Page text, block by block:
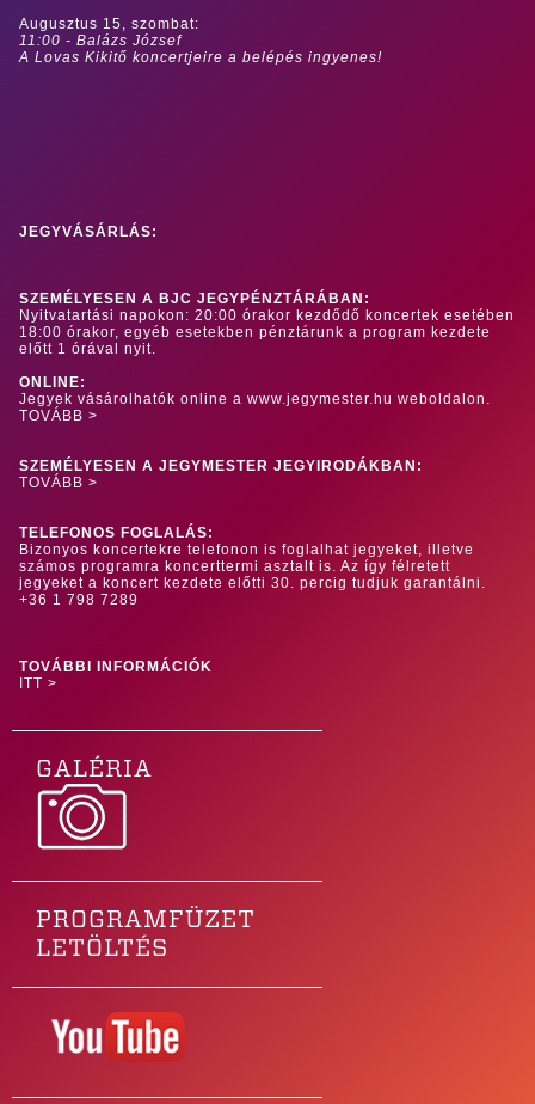
Augusztus 15, szombat:
11:00 - Balázs József
​A Lovas Kikitő koncertjeire a belépés ingyenes!
JEGYVÁSÁRLÁS:
SZEMÉLYESEN A BJC JEGYPÉNZTÁRÁBAN:
Nyitvatartási napokon: 20:00 órakor kezdődő koncertek esetében
18:00 órakor, egyéb esetekben pénztárunk a program kezdete
előtt 1 órával nyit.
ONLINE:
Jegyek vásárolhatók online a www.jegymester.hu weboldalon.
TOVÁBB >
SZEMÉLYESEN A JEGYMESTER JEGYIRODÁKBAN:
TOVÁBB >
TELEFONOS FOGLALÁS:
Bizonyos koncertekre telefonon is foglalhat jegyeket, illetve
számos programra koncerttermi asztalt is. Az így félretett
jegyeket a koncert kezdete előtti 30. percig tudjuk garantálni.
+36 1 798 7289
TOVÁBBI INFORMÁCIÓK
ITT >
GALÉRIA
PROGRAMFÜZET
LETÖLTÉS